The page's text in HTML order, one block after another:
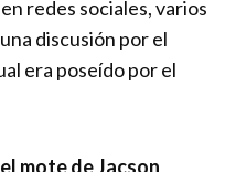
redes sociales, varios
discusión por el
era poseído por el
el mote de Jacson